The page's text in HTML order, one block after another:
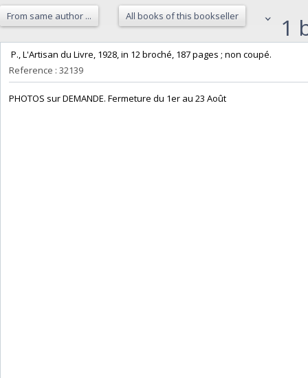
From same author ... All books of this bookseller 1
‎ P., L'Artisan du Livre, 1928, in 12 broché, 187 pages ; non coupé. ‎
Reference : 32139
‎PHOTOS sur DEMANDE. Fermeture du 1er au 23 Août‎